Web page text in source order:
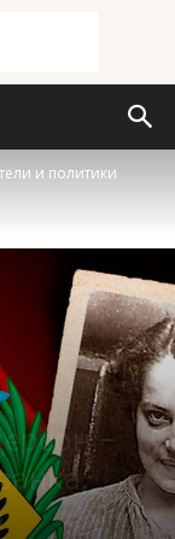
и политики
–